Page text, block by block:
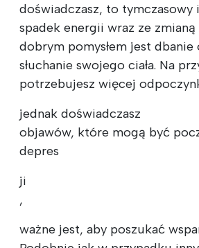
doświadczasz, to tymczasowy
spadek energii wraz ze
dobrym pomysłem jest dbanie
słuchanie swojego ciała. Na
potrzebujesz więcej
jednak doświadczasz
objawów, które mogą być
depres
ji
,
ważne jest, aby poszukać